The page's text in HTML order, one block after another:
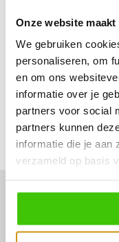
Onze website
We gebruiken
personaliseren, om
en om ons
informatie over je
partners voor social
partners kunnen
informatie die je aan
verzameld op basis
Specificaties
Delen
Hulp of advies